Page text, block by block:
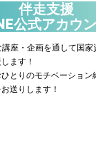
伴走支援
公式アカウ
座・企画を通して国
ます！
とりのモチベーショ
送りします！